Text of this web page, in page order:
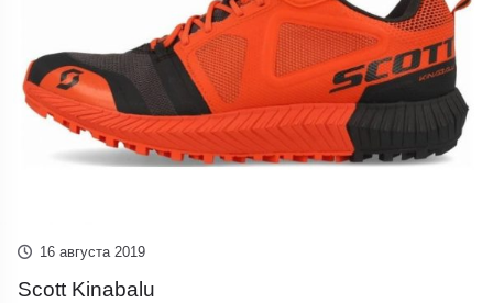
16 августа 2019
Scott Kinabalu